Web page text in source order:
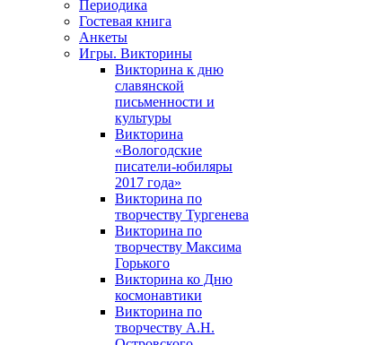
Периодика
Гостевая книга
Анкеты
Игры. Викторины
Викторина к дню
славянской
письменности и
культуры
Викторина
«Вологодские
писатели-юбиляры
2017 года»
Викторина по
творчеству Тургенева
Викторина по
творчеству Максима
Горького
Викторина ко Дню
космонавтики
Викторина по
творчеству А.Н.